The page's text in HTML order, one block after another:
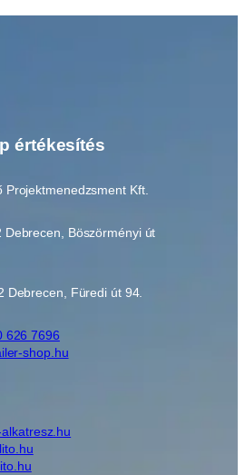
értékesítés
Projektmenedzsment Kft.
Debrecen, Böszörményi út
Debrecen, Füredi út 94.
626 7696
shop.hu